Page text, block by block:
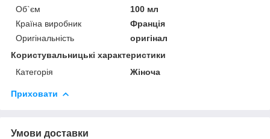
Об`єм
100 мл
Країна виробник
Франція
Оригінальність
оригінал
Користувальницькі характеристики
Категорія
Жіноча
Приховати
Умови доставки